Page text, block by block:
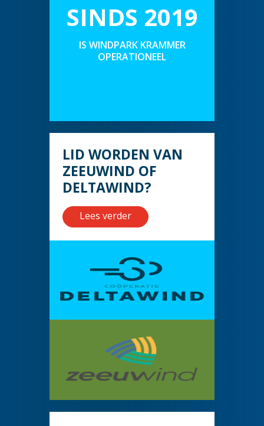
SINDS 2019
IS WINDPARK KRAMMER
OPERATIONEEL
LID WORDEN VAN
ZEEUWIND OF
DELTAWIND?
Lees verder